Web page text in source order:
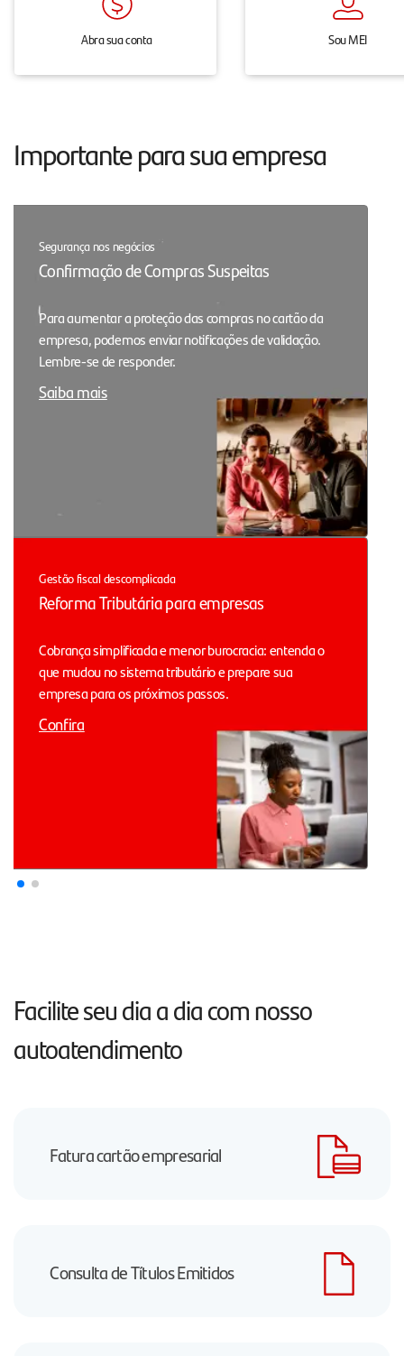
Abra sua conta Sou MEI
Importante para sua empresa
Segurança nos negócios
Confirmação de Compras Suspeitas
Para aumentar a proteção das compras no cartão da
empresa, podemos enviar notificações de validação.
Lembre-se de responder.
Saiba mais
Gestão fiscal descomplicada
Reforma Tributária para empresas
Cobrança simplificada e menor burocracia: entenda o
que mudou no sistema tributário e prepare sua
empresa para os próximos passos.
Confira
Facilite seu dia a dia com nosso
autoatendimento
Fatura cartão empresarial
Consulta de Títulos Emitidos